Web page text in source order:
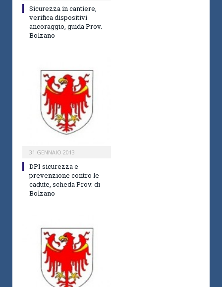
Sicurezza in cantiere,
verifica dispositivi
ancoraggio, guida Prov.
Bolzano
31 GENNAIO 2013
DPI sicurezza e
prevenzione contro le
cadute, scheda Prov. di
Bolzano